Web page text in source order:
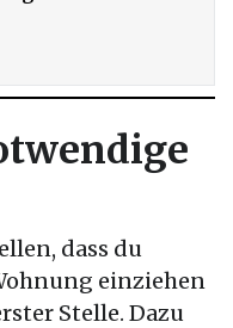
dass du
einziehen
Stelle. Dazu